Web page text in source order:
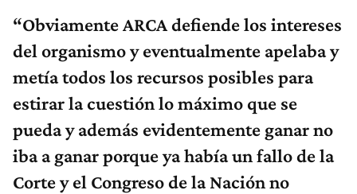
“Obviamente ARCA defiende los intereses
del organismo y eventualmente apelaba y
metía todos los recursos posibles para
estirar la cuestión lo máximo que se
pueda y además evidentemente ganar no
iba a ganar porque ya había un fallo de la
Corte y el Congreso de la Nación no